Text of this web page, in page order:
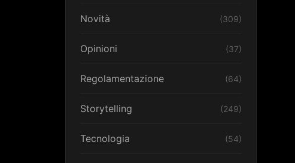
Novità (309)
Opinioni (37)
Regolamentazione (64)
Storytelling (249)
Tecnologia (54)